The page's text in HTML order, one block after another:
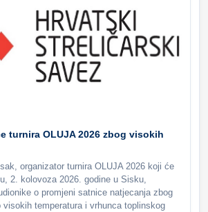
turnira OLUJA 2026 zbog visokih
organizator turnira OLUJA 2026 koji će
2. kolovoza 2026. godine u Sisku,
o promjeni satnice natjecanja zbog
visokih temperatura i vrhunca toplinskog